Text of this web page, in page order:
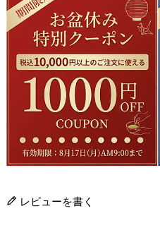
レビューを書く